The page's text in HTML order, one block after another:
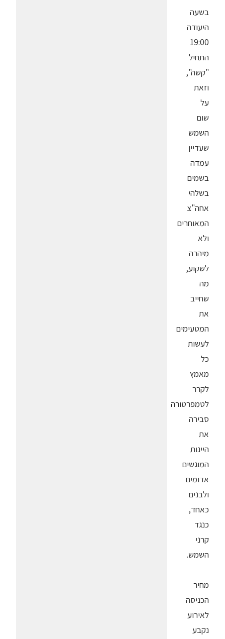
בשעה
היעודה
19:00
התחיל
"קשה",
וזאת
על
שום
השמש
שעדיין
עמדה
בשמים
בשלהי
אחה"צ
המאוחרים
ולא
מיהרה
לשקוע,
מה
שחייב
את
המטעימים
לעשות
כל
מאמץ
לקרר
לטמפרטורה
סבירה
את
היינות
המוגשים
אדומים
ולבנים
כאחד,
כנגד
קרני
השמש.
מחיר
הכניסה
לאירוע
נקבע